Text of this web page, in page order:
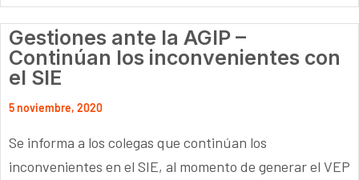
Gestiones ante la AGIP –
Continúan los inconvenientes con
el SIE
5 noviembre, 2020
Se informa a los colegas que continúan los
inconvenientes en el SIE, al momento de generar el VEP